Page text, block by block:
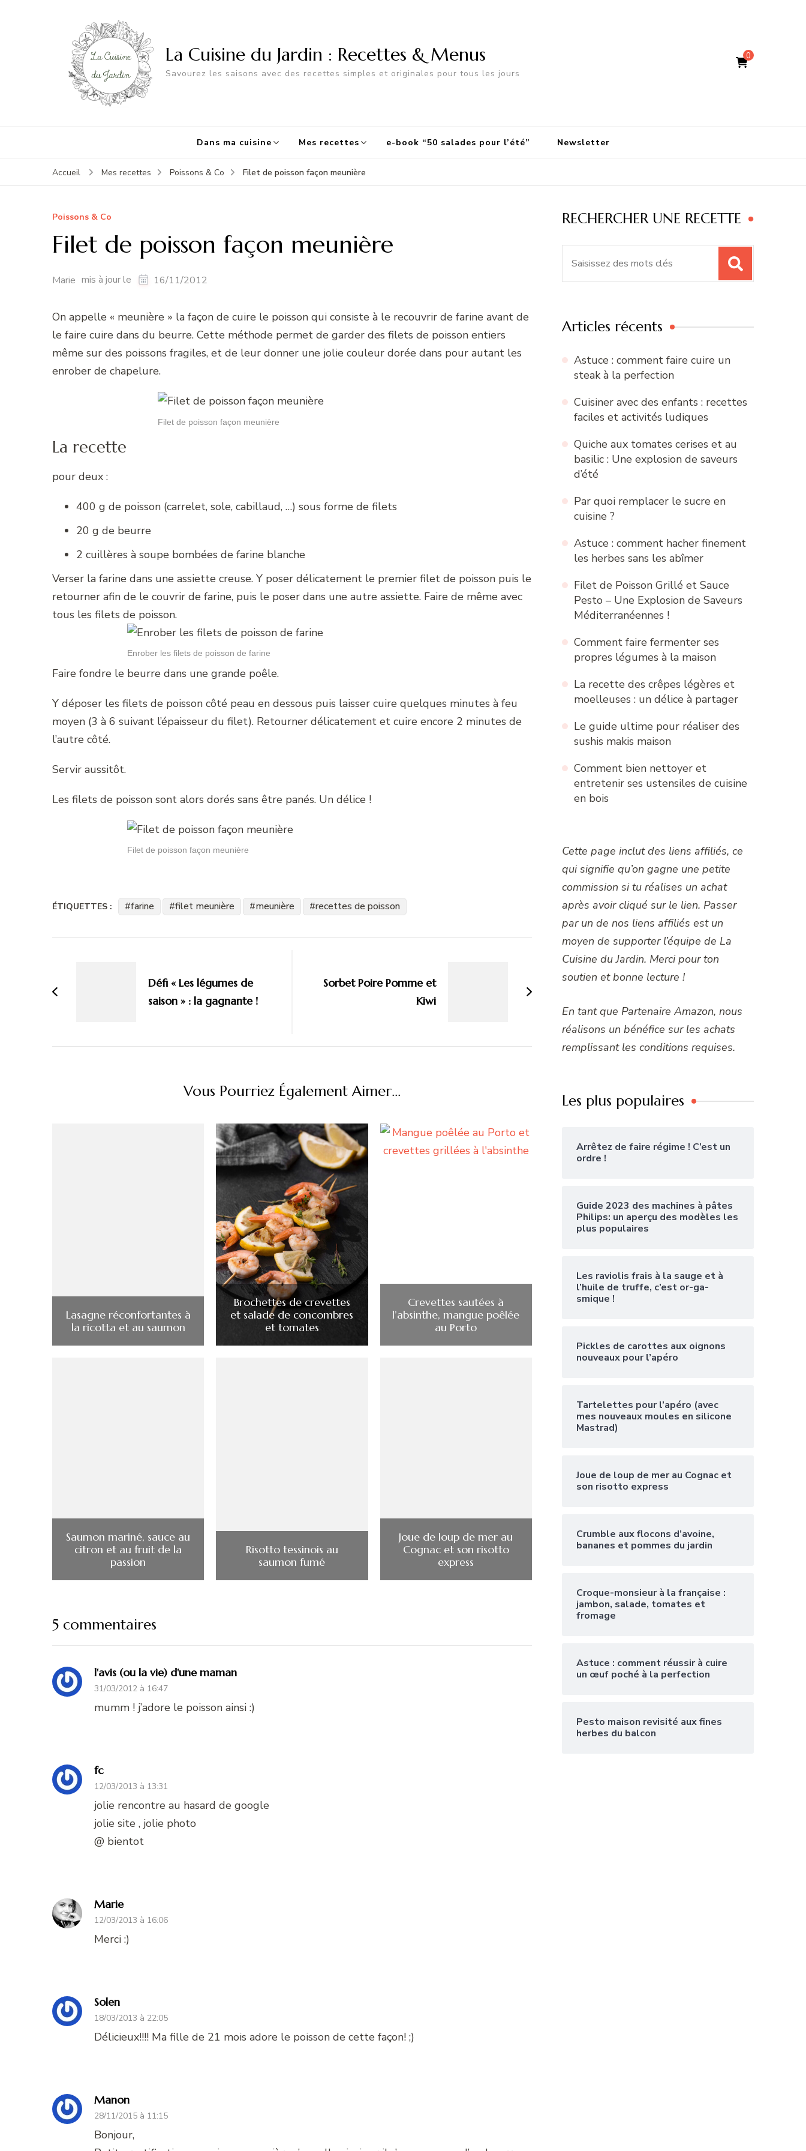
0
La Cuisine du Jardin : Recettes & Menus
Savourez les saisons avec des recettes simples et originales pour tous les jours
Dans ma cuisine Mes recettes e-book “50 salades pour l’été” Newsletter
Accueil Mes recettes Poissons & Co Filet de poisson façon meunière
Poissons & Co
Filet de poisson façon meunière
Marie mis à jour le 16/11/2012
On appelle « meunière » la façon de cuire le poisson qui consiste à le recouvrir de farine avant de
le faire cuire dans du beurre. Cette méthode permet de garder des filets de poisson entiers
même sur des poissons fragiles, et de leur donner une jolie couleur dorée dans pour autant les
enrober de chapelure.
Filet de poisson façon meunière
La recette
pour deux :
400 g de poisson (carrelet, sole, cabillaud, …) sous forme de filets
20 g de beurre
2 cuillères à soupe bombées de farine blanche
Verser la farine dans une assiette creuse. Y poser délicatement le premier filet de poisson puis le
retourner afin de le couvrir de farine, puis le poser dans une autre assiette. Faire de même avec
tous les filets de poisson.
Enrober les filets de poisson de farine
Faire fondre le beurre dans une grande poêle.
Y déposer les filets de poisson côté peau en dessous puis laisser cuire quelques minutes à feu
moyen (3 à 6 suivant l’épaisseur du filet). Retourner délicatement et cuire encore 2 minutes de
l’autre côté.
Servir aussitôt.
Les filets de poisson sont alors dorés sans être panés. Un délice !
Filet de poisson façon meunière
ÉTIQUETTES : farine filet meunière meunière recettes de poisson
Défi « Les légumes de
saison » : la gagnante !
Sorbet Poire Pomme et
Kiwi
Vous Pourriez Également Aimer...
Lasagne réconfortantes à
la ricotta et au saumon
Brochettes de crevettes
et salade de concombres
et tomates
Crevettes sautées à
l’absinthe, mangue poêlée
au Porto
Saumon mariné, sauce au
citron et au fruit de la
passion
Risotto tessinois au
saumon fumé
Joue de loup de mer au
Cognac et son risotto
express
5 commentaires
l'avis (ou la vie) d'une maman
31/03/2012 à 16:47
mumm ! j’adore le poisson ainsi :)
fc
12/03/2013 à 13:31
jolie rencontre au hasard de google
jolie site , jolie photo
@ bientot
Marie
12/03/2013 à 16:06
Merci :)
Solen
18/03/2013 à 22:05
Délicieux!!!! Ma fille de 21 mois adore le poisson de cette façon! ;)
Manon
28/11/2015 à 11:15
Bonjour,
RECHERCHER UNE RECETTE
Articles récents
Astuce : comment faire cuire un
steak à la perfection
Cuisiner avec des enfants : recettes
faciles et activités ludiques
Quiche aux tomates cerises et au
basilic : Une explosion de saveurs
d’été
Par quoi remplacer le sucre en
cuisine ?
Astuce : comment hacher finement
les herbes sans les abîmer
Filet de Poisson Grillé et Sauce
Pesto – Une Explosion de Saveurs
Méditerranéennes !
Comment faire fermenter ses
propres légumes à la maison
La recette des crêpes légères et
moelleuses : un délice à partager
Le guide ultime pour réaliser des
sushis makis maison
Comment bien nettoyer et
entretenir ses ustensiles de cuisine
en bois
Cette page inclut des liens affiliés, ce
qui signifie qu’on gagne une petite
commission si tu réalises un achat
après avoir cliqué sur le lien. Passer
par un de nos liens affiliés est un
moyen de supporter l’équipe de La
Cuisine du Jardin. Merci pour ton
soutien et bonne lecture !
En tant que Partenaire Amazon, nous
réalisons un bénéfice sur les achats
remplissant les conditions requises.
Les plus populaires
Arrêtez de faire régime ! C’est un
ordre !
Guide 2023 des machines à pâtes
Philips: un aperçu des modèles les
plus populaires
Les raviolis frais à la sauge et à
l’huile de truffe, c’est or-ga-
smique !
Pickles de carottes aux oignons
nouveaux pour l’apéro
Tartelettes pour l’apéro (avec
mes nouveaux moules en silicone
Mastrad)
Joue de loup de mer au Cognac et
son risotto express
Crumble aux flocons d’avoine,
bananes et pommes du jardin
Croque-monsieur à la française :
jambon, salade, tomates et
fromage
Astuce : comment réussir à cuire
un œuf poché à la perfection
Pesto maison revisité aux fines
herbes du balcon